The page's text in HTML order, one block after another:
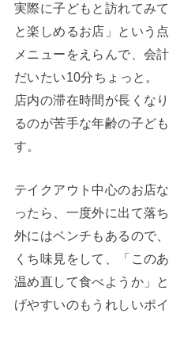
実際に子どもと訪れてみ
と楽しめるお店」という点
メニューをえらんで、会
だいたい10分ちょっと。
店内の滞在時間が長くな
るのが苦手な年齢の子ど
す。
テイクアウト中心のお店
ったら、一度外に出て落
外にはベンチもあるので
くち味見をして、「この
温め直して食べようか」
げやすいのもうれしいポイ